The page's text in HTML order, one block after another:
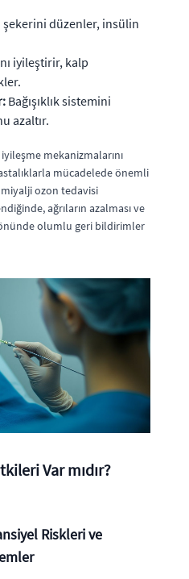
şekerini düzenler, insülin
iyileştirir, kalp
Bağışıklık sistemini
azaltır.
mekanizmalarını
mücadelede önemli
ozon tedavisi
ağrıların azalması ve
olumlu geri bildirimler
Var mıdır?
Riskleri ve